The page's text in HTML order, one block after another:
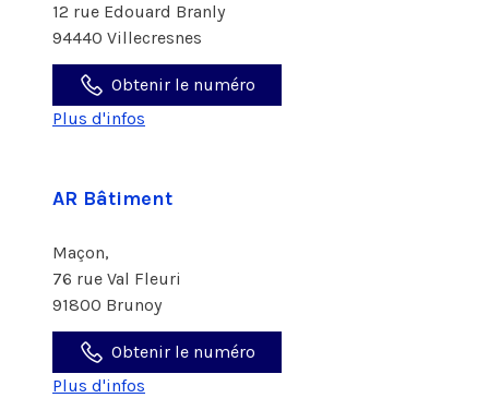
12 rue Edouard Branly
94440 Villecresnes
Obtenir le numéro
Plus d'infos
AR Bâtiment
Maçon,
76 rue Val Fleuri
91800 Brunoy
Obtenir le numéro
Plus d'infos